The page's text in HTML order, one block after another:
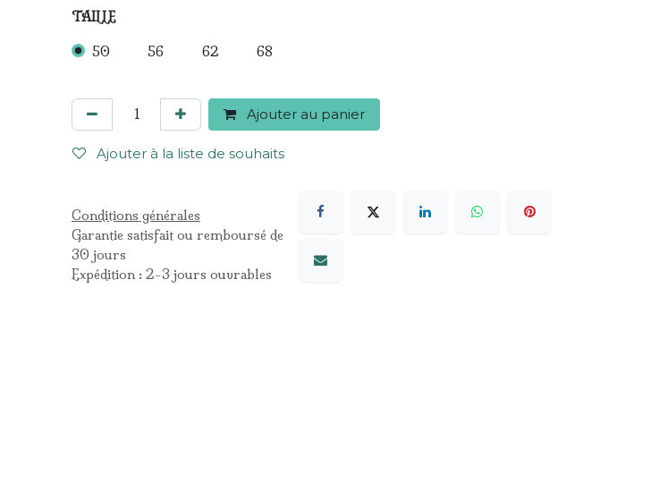
TAILLE
50 56 62 68
Ajouter au panier
Ajouter à la liste de souhaits
Conditions générales
Garantie satisfait ou remboursé de
30 jours
Expédition : 2-3 jours ouvrables